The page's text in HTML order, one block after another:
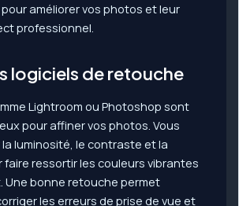
améliorer vos photos et leur
professionnel.
logiciels de retouche
Lightroom ou Photoshop sont
pour affiner vos photos. Vous
luminosité, le contraste et la
ressortir les couleurs vibrantes
Une bonne retouche permet
les erreurs de prise de vue et